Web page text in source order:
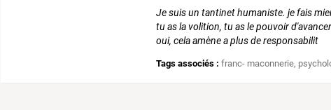
Je suis un tantinet humaniste. je fais
tu as la volition, tu as le pouvoir
oui, cela amène a plus de responsabilit
Tags associés : franc- maconnerie,